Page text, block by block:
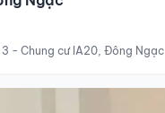
- Chung cư IA20, Đông Ngạc